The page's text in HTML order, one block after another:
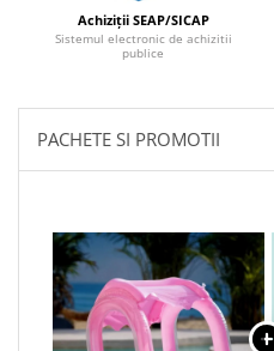
Achiziții SEAP/SICAP
Sistemul electronic de achizitii
publice
PACHETE SI PROMOTII